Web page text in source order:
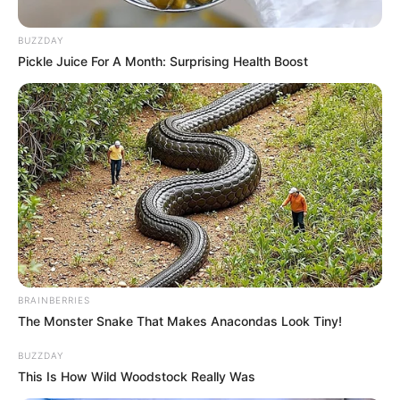
Posted
in
Friss hírek
Itt az igazság a Novák Katalin
botrányról! Varga Judit volt férje
borította a bilit. Megnevezte az
igazi felelősöket:
bySzerző • November 23, 2025
BUZZDAY
Pickle Juice For A Month: Surprising Health Boost
BRAINBERRIES
The Monster Snake That Makes Anacondas Look Tiny!
BUZZDAY
This Is How Wild Woodstock Really Was